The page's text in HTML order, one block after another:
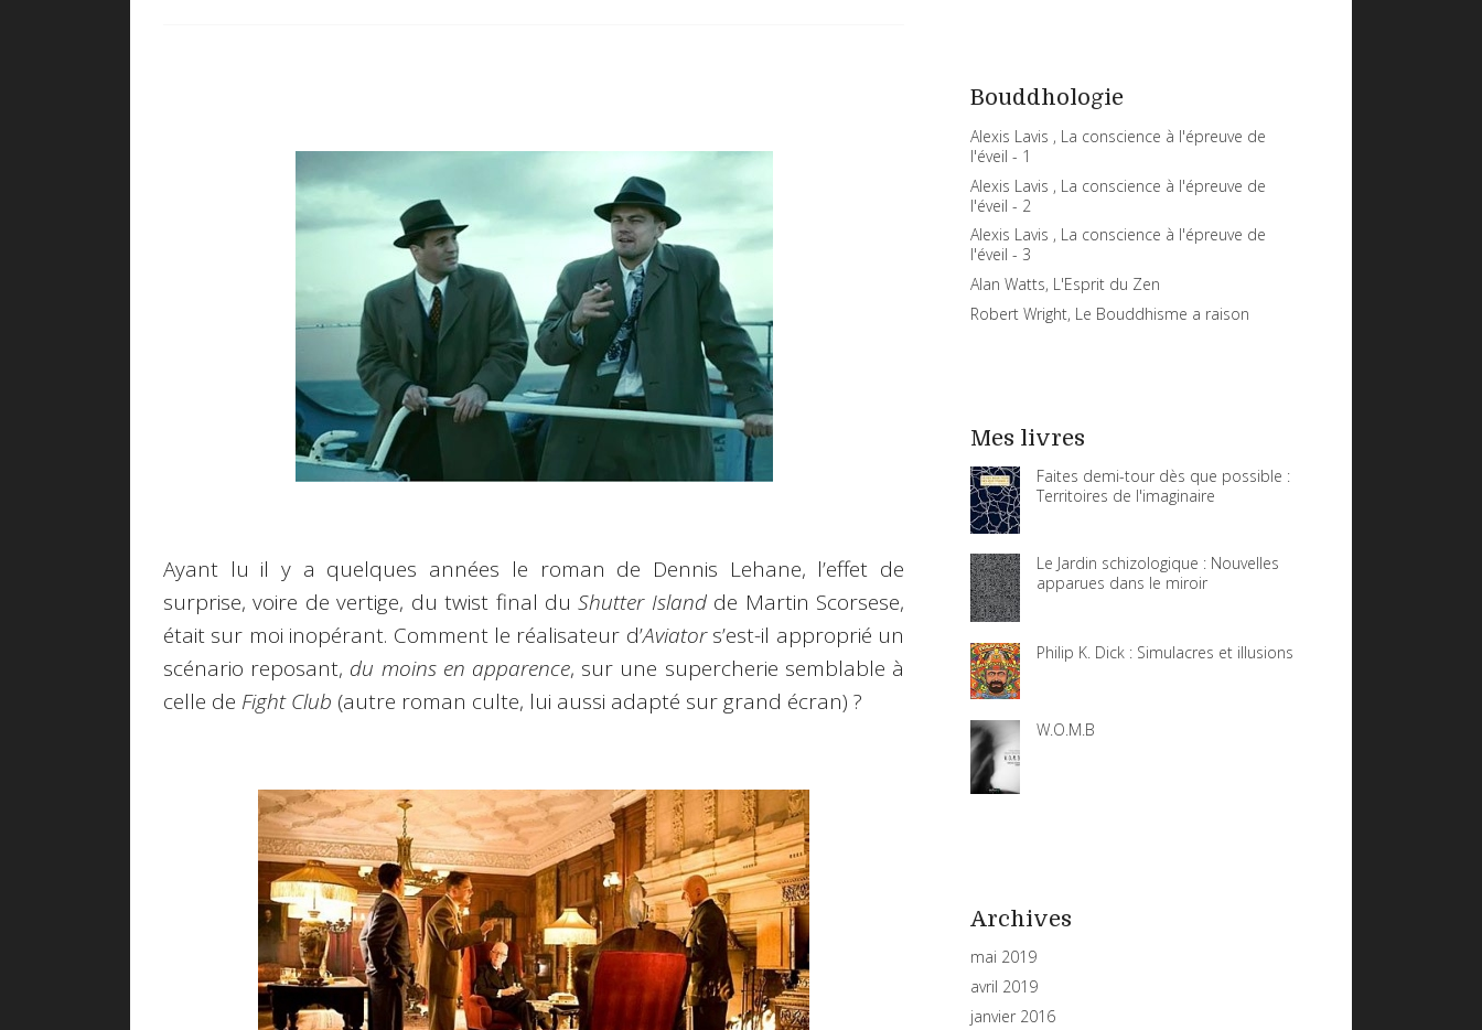
Ayant lu il y a quelques années le roman de Dennis Lehane, l’effet de
surprise, voire de vertige, du twist final duShutter Islandde Martin Scorsese,
était sur moi inopérant. Comment le réalisateur d’Aviators’est-il approprié un
scénario reposant, du moins en apparence, sur une supercherie semblable à
celle de Fight Club (autre roman culte, lui aussi adapté sur grand écran) ?
Bouddhologie
Alexis Lavis , La conscience à l'épreuve de
l'éveil - 1
Alexis Lavis , La conscience à l'épreuve de
l'éveil - 2
Alexis Lavis , La conscience à l'épreuve de
l'éveil - 3
Alan Watts, L'Esprit du Zen
Robert Wright, Le Bouddhisme a raison
Mes livres
Faites demi-tour dès que possible :
Territoires de l'imaginaire
Le Jardin schizologique : Nouvelles
apparues dans le miroir
Philip K. Dick : Simulacres et illusions
W.O.M.B
Archives
mai 2019
avril 2019
janvier 2016